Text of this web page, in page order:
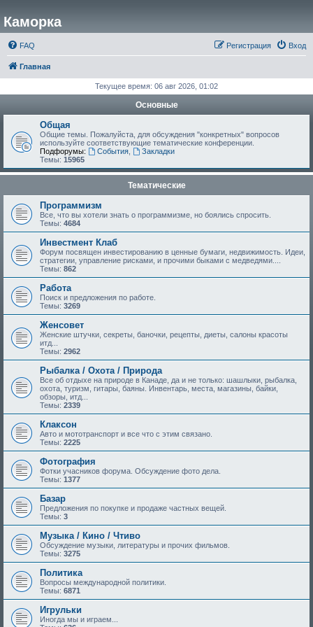
Каморка
FAQ Вход
Регистрация
Главная
Текущее время: 06 авг 2026, 01:02
Основные
Общая
Общие темы. Пожалуйста, для обсуждения "конкретных" вопросов
используйте соответствующие тематические конференции.
Подфорумы:
События,
Закладки
Темы: 15965
Тематические
Программизм
Все, что вы хотели знать о программизме, но боялись спросить.
Темы: 4684
Инвестмент Клаб
Форум посвящен инвестированию в ценные бумаги, недвижимость. Идеи,
стратегии, управление рисками, и прочими быками с медведями....
Темы: 862
Работа
Поиск и предложения по работе.
Темы: 3269
Женсовет
Женские штучки, секреты, баночки, рецепты, диеты, салоны красоты
итд...
Темы: 2962
Рыбалка / Охота / Природа
Все об отдыхе на природе в Канаде, да и не только: шашлыки, рыбалка,
охота, туризм, гитары, баяны. Инвентарь, места, магазины, байки,
обзоры, итд...
Темы: 2339
Клаксон
Авто и мототранспорт и все что с этим связано.
Темы: 2225
Фотография
Фотки учасников форума. Обсуждение фото дела.
Темы: 1377
Базар
Предложения по покупке и продаже частных вещей.
Темы: 3
Музыка / Кино / Чтиво
Обсуждение музыки, литературы и прочих фильмов.
Темы: 3275
Политика
Вопросы международной политики.
Темы: 6871
Игрульки
Иногда мы и играем...